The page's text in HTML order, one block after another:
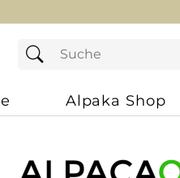
Alpaka Shop